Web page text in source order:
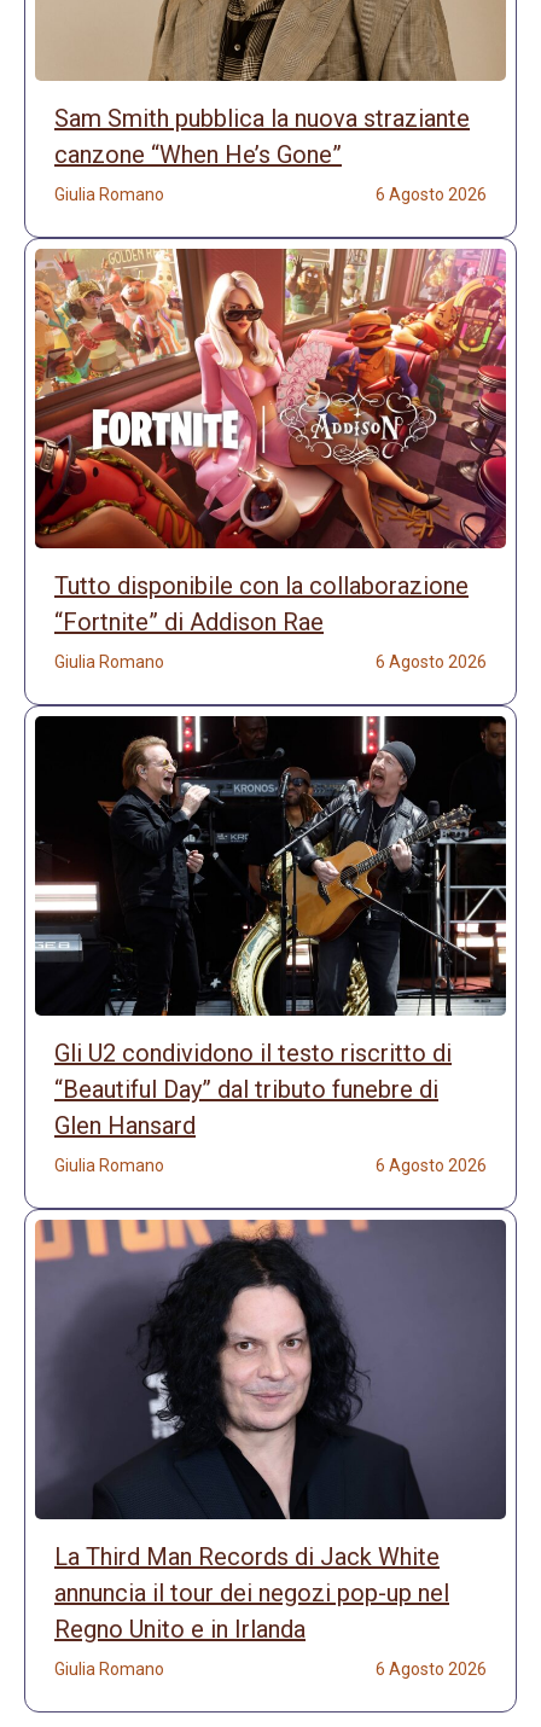
Sam Smith pubblica la nuova straziante
canzone “When He’s Gone”
Giulia Romano 6 Agosto 2026
Tutto disponibile con la collaborazione
“Fortnite” di Addison Rae
Giulia Romano 6 Agosto 2026
Gli U2 condividono il testo riscritto di
“Beautiful Day” dal tributo funebre di
Glen Hansard
Giulia Romano 6 Agosto 2026
La Third Man Records di Jack White
annuncia il tour dei negozi pop-up nel
Regno Unito e in Irlanda
Giulia Romano 6 Agosto 2026